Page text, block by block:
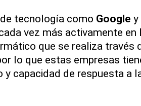
tecnología como Google
vez más activamente en
que se realiza través
lo que estas empresas
y capacidad de respuesta a